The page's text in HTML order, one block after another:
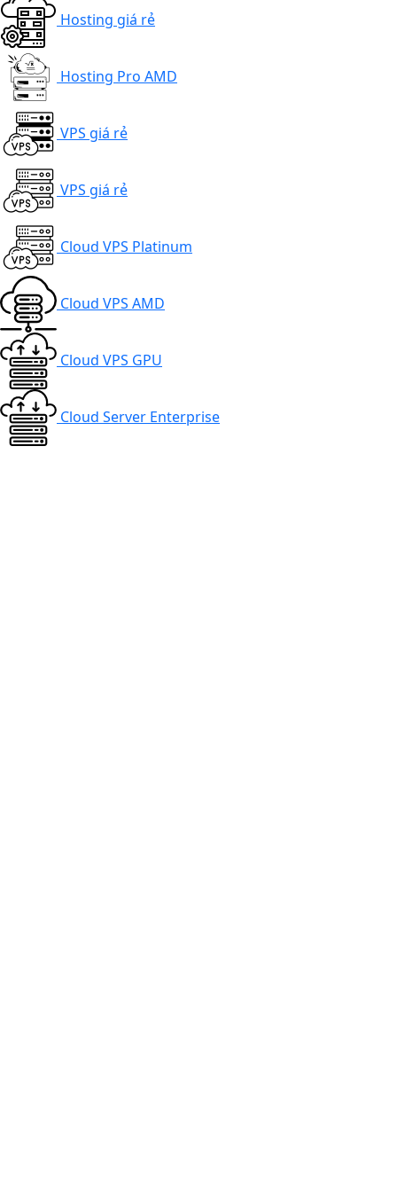
Hosting giá rẻ
Hosting Pro AMD
VPS giá rẻ
VPS giá rẻ
Cloud VPS Platinum
Cloud VPS AMD
Cloud VPS GPU
Cloud Server Enterprise